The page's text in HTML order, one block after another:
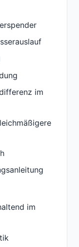
im
im